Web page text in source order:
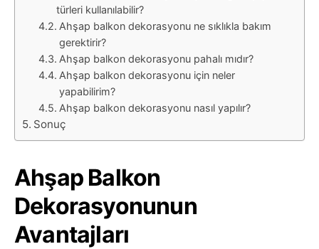
türleri kullanılabilir?
Ahşap balkon dekorasyonu ne sıklıkla bakım
gerektirir?
Ahşap balkon dekorasyonu pahalı mıdır?
Ahşap balkon dekorasyonu için neler
yapabilirim?
Ahşap balkon dekorasyonu nasıl yapılır?
Sonuç
Ahşap Balkon
Dekorasyonunun
Avantajları